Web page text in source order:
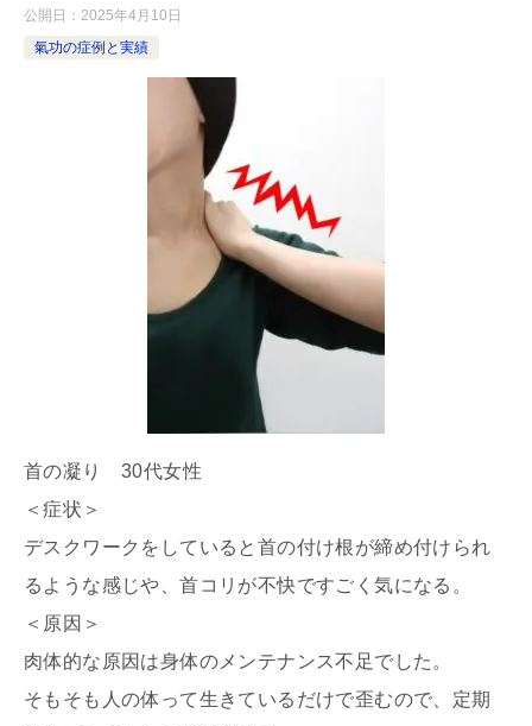
公開日： 2025年4月10日
氣功の症例と実績
首の凝り 30代女性
＜症状＞
デスクワークをしていると首の付け根が締め付けられ
るような感じや、首コリが不快ですごく気になる。
＜原因＞
肉体的な原因は身体のメンテナンス不足でした。
そもそも人の体って生きているだけで歪むので、 定期